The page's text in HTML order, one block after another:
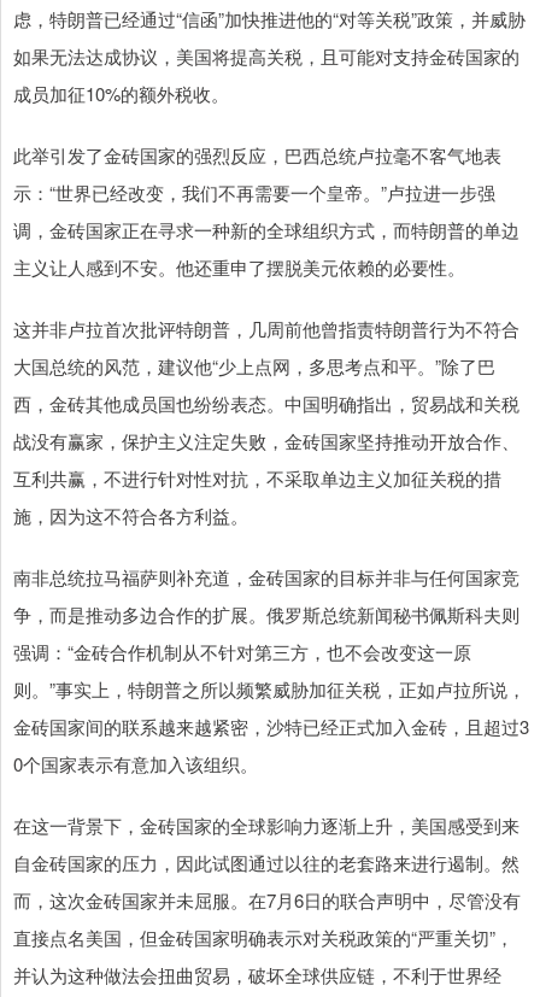
虑，特朗普已经通过“信函”加快推进他的“对等关税”政策，并威胁
如果无法达成协议，美国将提高关税，且可能对支持金砖国家的
成员加征10%的额外税收。
此举引发了金砖国家的强烈反应，巴西总统卢拉毫不客气地表
示：“世界已经改变，我们不再需要一个皇帝。”卢拉进一步强
调，金砖国家正在寻求一种新的全球组织方式，而特朗普的单边
主义让人感到不安。他还重申了摆脱美元依赖的必要性。
这并非卢拉首次批评特朗普，几周前他曾指责特朗普行为不符合
大国总统的风范，建议他“少上点网，多思考点和平。”除了巴
西，金砖其他成员国也纷纷表态。中国明确指出，贸易战和关税
战没有赢家，保护主义注定失败，金砖国家坚持推动开放合作、
互利共赢，不进行针对性对抗，不采取单边主义加征关税的措
施，因为这不符合各方利益。
南非总统拉马福萨则补充道，金砖国家的目标并非与任何国家竞
争，而是推动多边合作的扩展。俄罗斯总统新闻秘书佩斯科夫则
强调：“金砖合作机制从不针对第三方，也不会改变这一原
则。”事实上，特朗普之所以频繁威胁加征关税，正如卢拉所说，
金砖国家间的联系越来越紧密，沙特已经正式加入金砖，且超过3
0个国家表示有意加入该组织。
在这一背景下，金砖国家的全球影响力逐渐上升，美国感受到来
自金砖国家的压力，因此试图通过以往的老套路来进行遏制。然
而，这次金砖国家并未屈服。在7月6日的联合声明中，尽管没有
直接点名美国，但金砖国家明确表示对关税政策的“严重关切”，
并认为这种做法会扭曲贸易，破坏全球供应链，不利于世界经